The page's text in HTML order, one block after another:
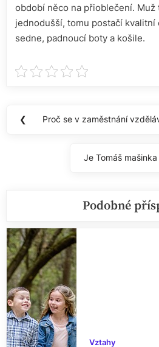
období něco na přioblečení. Muž
jednodušší, tomu postačí
sedne, padnoucí boty a košile.
Navigace
❮
Previous
Proč se v zaměstnání
Next
Je Tomáš
Podobné
Vztahy